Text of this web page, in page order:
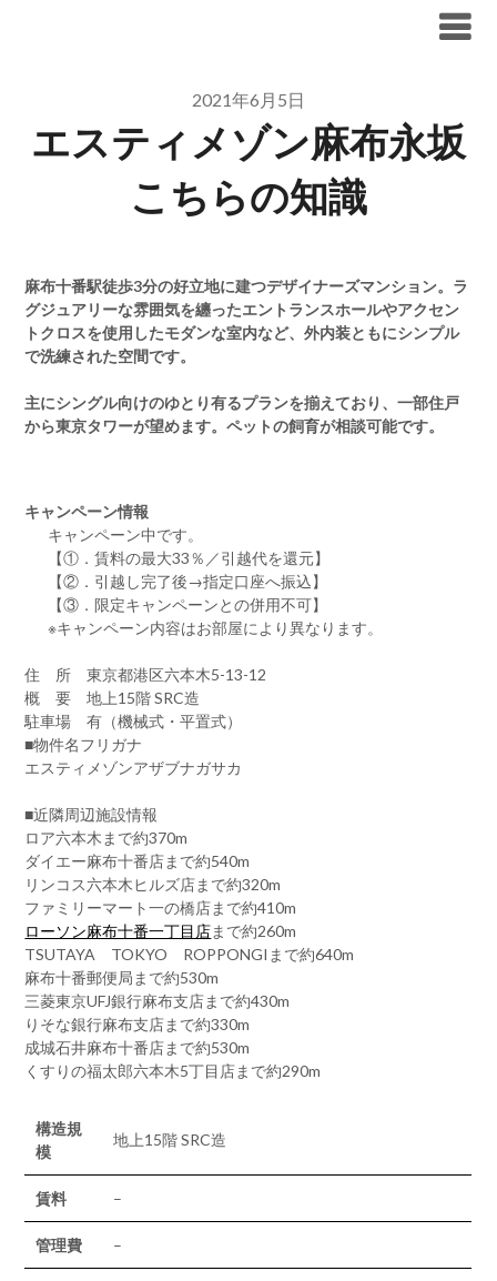
2021年6月5日
エスティメゾン麻布永坂
こちらの知識
麻布十番駅徒歩3分の好立地に建つデザイナーズマンション。ラ
グジュアリーな雰囲気を纏ったエントランスホールやアクセン
トクロスを使用したモダンな室内など、外内装ともにシンプル
で洗練された空間です。
主にシングル向けのゆとり有るプランを揃えており、一部住戸
から東京タワーが望めます。ペットの飼育が相談可能です。
キャンペーン情報
キャンペーン中です。
【①．賃料の最大33％／引越代を還元】
【②．引越し完了後→指定口座へ振込】
【③．限定キャンペーンとの併用不可】
※キャンペーン内容はお部屋により異なります。
住 所 東京都港区六本木5-13-12
概 要 地上15階 SRC造
駐車場 有（機械式・平置式）
■物件名フリガナ
エスティメゾンアザブナガサカ
■近隣周辺施設情報
ロア六本木まで約370m
ダイエー麻布十番店まで約540m
リンコス六本木ヒルズ店まで約320m
ファミリーマート一の橋店まで約410m
ローソン麻布十番一丁目店まで約260m
TSUTAYA TOKYO ROPPONGIまで約640m
麻布十番郵便局まで約530m
三菱東京UFJ銀行麻布支店まで約430m
りそな銀行麻布支店まで約330m
成城石井麻布十番店まで約530m
くすりの福太郎六本木5丁目店まで約290m
構造規
模
地上15階 SRC造
賃料 –
管理費 –